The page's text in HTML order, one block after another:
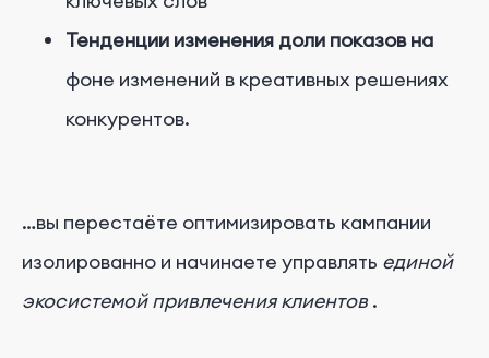
Тенденции изменения доли показов на
фоне изменений в креативных решениях
конкурентов.
…вы перестаёте оптимизировать кампании
изолированно и начинаете управлять единой
экосистемой привлечения клиентов .